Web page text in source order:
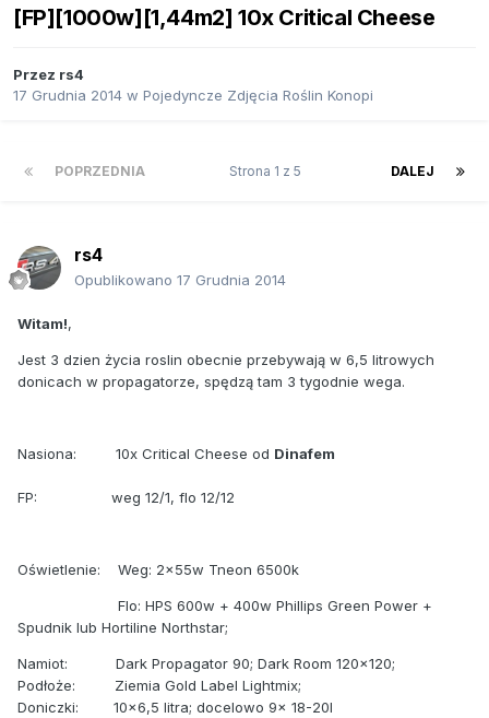
[FP][1000w][1,44m2] 10x Critical Cheese
Przez rs4
17 Grudnia 2014 w Pojedyncze Zdjęcia Roślin Konopi
POPRZEDNIA DALEJ
Strona 1 z 5
rs4
Opublikowano 17 Grudnia 2014
Witam!,
Jest 3 dzien życia roslin obecnie przebywają w 6,5 litrowych
donicach w propagatorze, spędzą tam 3 tygodnie wega.
Nasiona: 10x Critical Cheese od Dinafem
FP: weg 12/1, flo 12/12
Oświetlenie: Weg: 2x55w Tneon 6500k
Flo: HPS 600w + 400w Phillips Green Power +
Spudnik lub Hortiline Northstar;
Namiot: Dark Propagator 90; Dark Room 120x120;
Podłoże: Ziemia Gold Label Lightmix;
Doniczki: 10x6,5 litra; docelowo 9x 18-20l